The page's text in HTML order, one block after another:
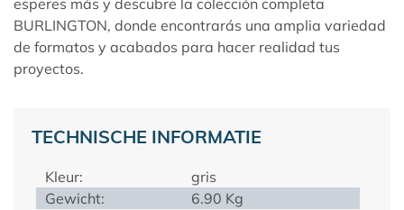
BURLINGTON, donde encontrarás una amplia variedad
de formatos y acabados para hacer realidad tus
proyectos.
TECHNISCHE INFORMATIE
Kleur:
gris
Gewicht:
6.90 Kg